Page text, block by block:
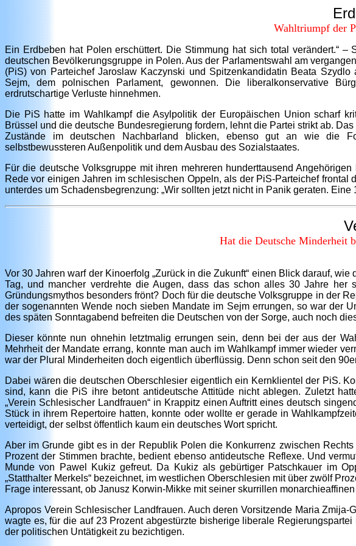
Wahltriumpf der
Ein Erdbeben hat Polen erschüttert. Die Stimmung hat sich total verändert.“
deutschen Bevölkerungsgruppe in Polen. Aus der Parlamentswahl am
(PiS) von Parteichef Jaroslaw Kaczynski und Spitzenkandidatin Beata
Sejm, dem polnischen Parlament, gewonnen. Die liberalkonservative
erdrutschartige Verluste hinnehmen.
Die PiS hatte im Wahlkampf die Asylpolitik der Europäischen Union scharf
Brüssel und die deutsche Bundesregierung fordern, lehnt die Partei strikt ab.
Zustände im deutschen Nachbarland blicken, ebenso gut an wie die
selbstbewussteren Außenpolitik und dem Ausbau des Sozialstaates.
Für die deutsche Volksgruppe mit ihren mehreren hunderttausend
Rede vor einigen Jahren im schlesischen Oppeln, als der PiS-Parteichef frontal
unterdes um Schadensbegrenzung: „Wir sollten jetzt nicht in Panik geraten.
Hat die Deutsche Minderheit
Vor 30 Jahren warf der Kinoerfolg „Zurück in die Zukunft“ einen Blick darauf,
Tag, und mancher verdrehte die Augen, dass das schon alles 30 Jahre
Gründungsmythos besonders frönt? Doch für die deutsche Volksgruppe in der
der sogenannten Wende noch sieben Mandate im Sejm errungen, so war der
des späten Sonntagabend befreiten die Deutschen von der Sorge, auch noch
Dieser könnte nun ohnehin letztmalig errungen sein, denn bei der aus der
Mehrheit der Mandate errang, konnte man auch im Wahlkampf immer wieder
war der Plural Minderheiten doch eigentlich überflüssig. Denn schon seit den
Dabei wären die deutschen Oberschlesier eigentlich ein Kernklientel der PiS.
sind, kann die PiS ihre betont antideutsche Attitüde nicht ablegen. Zuletzt
„Verein Schlesischer Landfrauen“ in Krappitz einen Auftritt eines deutsch
Stück in ihrem Repertoire hatten, konnte oder wollte er gerade in
verteidigt, der selbst öffentlich kaum ein deutsches Wort spricht.
Aber im Grunde gibt es in der Republik Polen die Konkurrenz zwischen
Prozent der Stimmen brachte, bedient ebenso antideutsche Reflexe. Und
Munde von Pawel Kukiz gefreut. Da Kukiz als gebürtiger Patschkauer im
„Statthalter Merkels“ bezeichnet, im westlichen Oberschlesien mit über zwölf
Frage interessant, ob Janusz Korwin-Mikke mit seiner skurrillen
Apropos Verein Schlesischer Landfrauen. Auch deren Vorsitzende Maria
wagte es, für die auf 23 Prozent abgestürzte bisherige liberale
der politischen Untätigkeit zu bezichtigen.